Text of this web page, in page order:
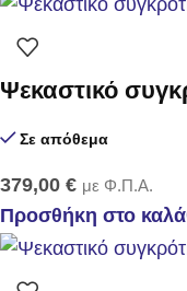
Ψεκαστικό
Σε απόθεμα
379,00 € με Φ.Π.Α.
Προσθήκη στο